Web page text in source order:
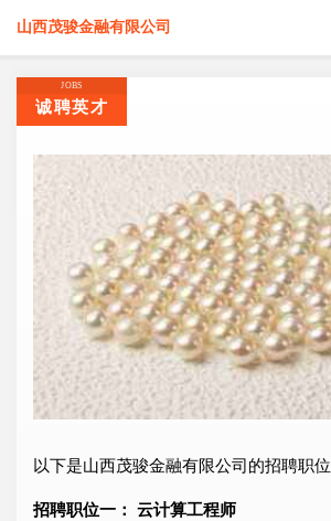
山西茂骏金融有限公司
JOBS
诚聘英才
以下是山西茂骏金融有限公司的招聘职位
招聘职位一： 云计算工程师